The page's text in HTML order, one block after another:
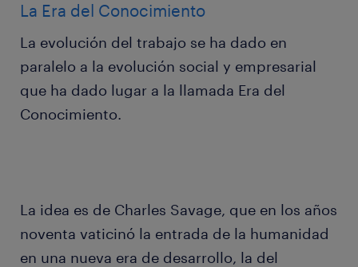
La Era del Conocimiento
La evolución del trabajo se ha dado en
paralelo a la evolución social y empresarial
que ha dado lugar a la llamada Era del
Conocimiento.
La idea es de Charles Savage, que en los años
noventa vaticinó la entrada de la humanidad
en una nueva era de desarrollo, la del